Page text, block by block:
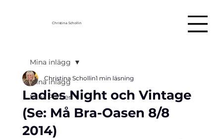
Christina Schollin
Mina inlägg
Mina Filmer
Mina inlägg
Ladies Night och Vintage
(Se: Må Bra-Oasen 8/8
2014)
Christina Schollin1 min läsning